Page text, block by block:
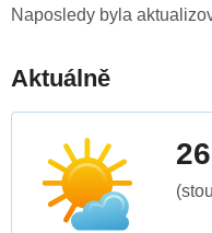
Naposledy byla
Aktuálně